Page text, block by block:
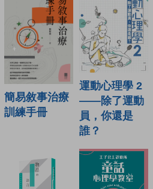
簡易敘事治療
訓練手冊
運動心理學 2
——除了運動
員，你還是
誰？